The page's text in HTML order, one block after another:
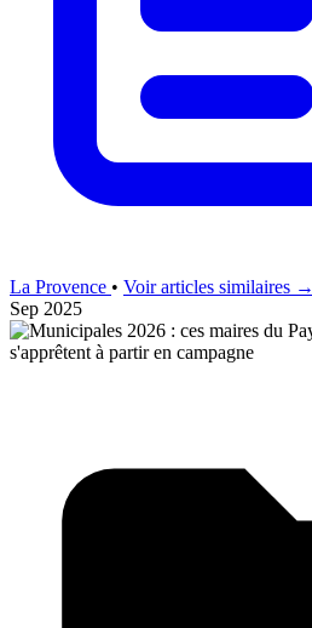
La Provence • Voir articles similaires →
Sep 2025